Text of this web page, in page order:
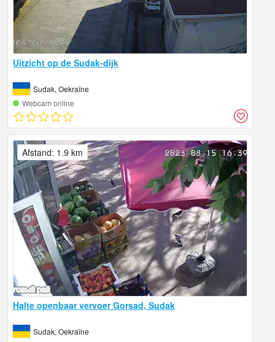
Uitzicht op de Sudak-dijk
Sudak, Oekraïne
Webcam online
Halte openbaar vervoer Gorsad, Sudak
Sudak, Oekraïne
Afstand: 1.9 km